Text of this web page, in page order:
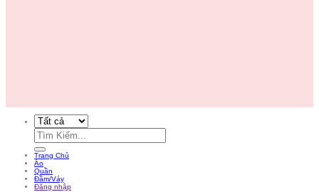
Tìm
kiếm:
Trang Chủ
Áo
Quần
Đầm/Váy
Đăng nhập